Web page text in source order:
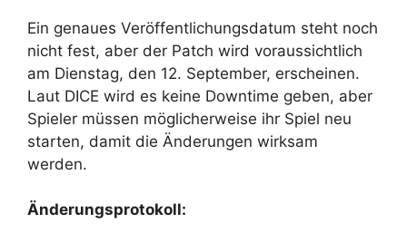
Ein genaues Veröffentlichungsdatum steht noch
nicht fest, aber der Patch wird voraussichtlich
am Dienstag, den 12. September, erscheinen.
Laut DICE wird es keine Downtime geben, aber
Spieler müssen möglicherweise ihr Spiel neu
starten, damit die Änderungen wirksam
werden.
Änderungsprotokoll: